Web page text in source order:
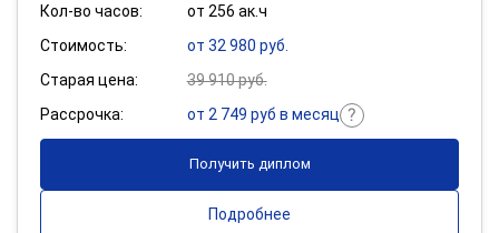
Кол-во часов:
от 256 ак.ч
Стоимость:
от 32 980 руб.
Старая цена:
39 910 руб.
Рассрочка:
от 2 749 руб в месяц
Получить диплом
Подробнее